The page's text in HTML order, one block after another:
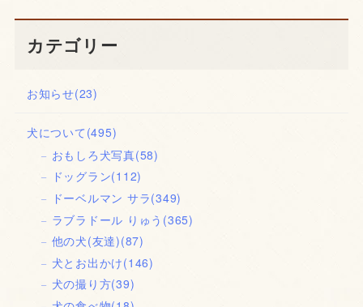
カテゴリー
お知らせ(23)
犬について (495)
おもしろ犬写真(58)
ドッグラン(112)
ドーベルマン サラ(349)
ラブラドール りゅう (365)
他の犬(友達)(87)
犬とお出かけ(146)
犬の撮り方(39)